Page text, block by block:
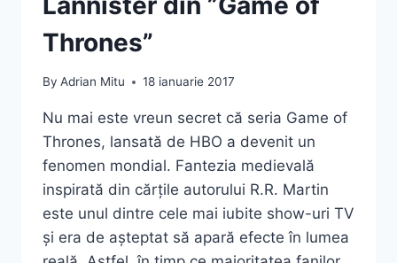
Thrones”
By Adrian Mitu 18 ianuarie 2017
Nu mai este vreun secret că seria Game of
Thrones, lansată de HBO a devenit un
fenomen mondial. Fantezia medievală
inspirată din cărțile autorului R.R. Martin
este unul dintre cele mai iubite show-uri TV
și era de așteptat să apară efecte în lumea